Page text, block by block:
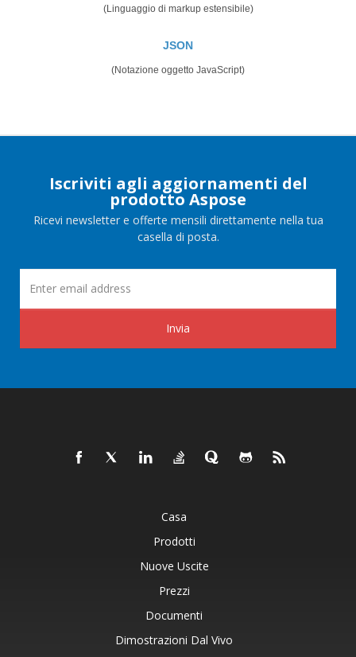
(Linguaggio di markup estensibile)
JSON
(Notazione oggetto JavaScript)
Iscriviti agli aggiornamenti del
prodotto Aspose
Ricevi newsletter e offerte mensili direttamente nella tua
casella di posta.
Invia
Casa
Prodotti
Nuove Uscite
Prezzi
Documenti
Dimostrazioni Dal Vivo